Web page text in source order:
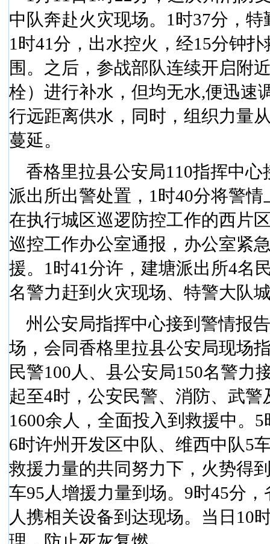
中队奔赴火灾现场。 1 时37分，特
1 时41分，出水控火，经15分钟扑
围。之后，参战部队连续开启附
栓）进行补水，但均无水,便迅速
行远距离供水，同时，组织力量
蔓延。
香格里拉县公安局110指挥中心
派出所出警处置， 1 时40分将警情
在执行城区巡逻防控工作的西片
巡控工作办公室通报，办公室紧
援。 1 时41分许，建塘派出所4名
名警力赶到火灾现场、特警大队
州公安局指挥中心接到警情报
场，会同香格里拉县公安局现场
民警100 人、县公安局150名警力
起至4时，公安民警、消防、武
1600余人，全面投入到救援中。 5
6时许州开发区中队、维西中队5
救援力量的共同努力下，火势得
车95 人增援力量到场。 9时45分，
人携相关设备到达现场。当日 10